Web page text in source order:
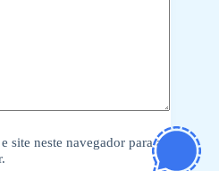
site neste navegador para a